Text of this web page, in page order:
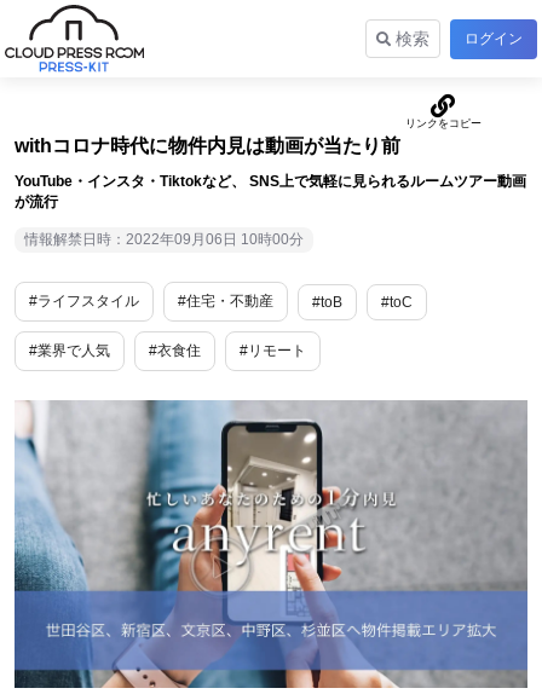
検索 ログイン
withコロナ時代に物件内見は動画が当たり前
YouTube・インスタ・Tiktokなど、 SNS上で気軽に見られるルームツアー動画
が流行
情報解禁日時：2022年09月06日 10時00分
#ライフスタイル #住宅・不動産 #toB #toC
#業界で人気 #衣食住 #リモート